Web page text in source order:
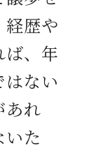
経歴や
、年
ない
あれ
た